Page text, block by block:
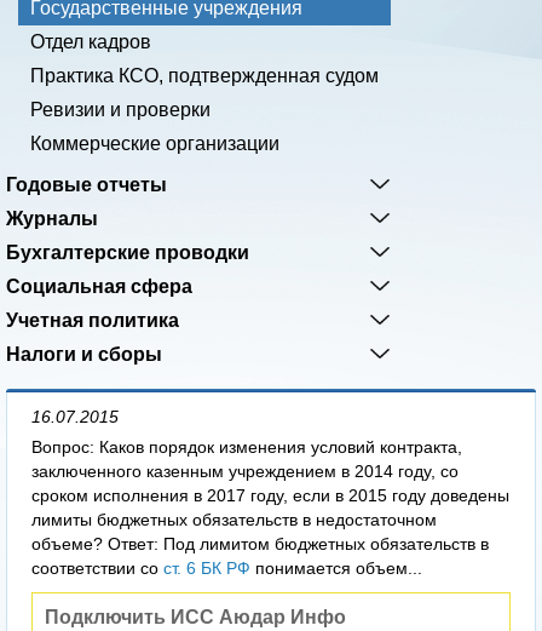
Государственные учреждения
Отдел кадров
Практика КСО, подтвержденная судом
Ревизии и проверки
Коммерческие организации
Годовые отчеты
Журналы
Бухгалтерские проводки
Социальная сфера
Учетная политика
Налоги и сборы
16.07.2015
Вопрос: Каков порядок изменения условий контракта,
заключенного казенным учреждением в 2014 году, со
сроком исполнения в 2017 году, если в 2015 году доведены
лимиты бюджетных обязательств в недостаточном
объеме? Ответ: Под лимитом бюджетных обязательств в
соответствии со ст. 6 БК РФ понимается объем...
Подключить ИСС Аюдар Инфо